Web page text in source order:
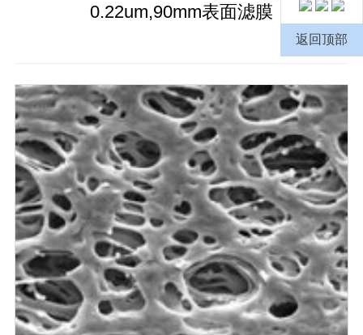
0.22um,90mm表面滤膜
返回顶部